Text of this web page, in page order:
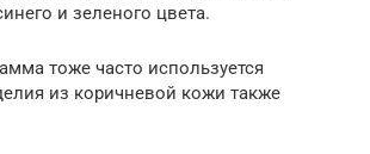
и зеленого цвета.
тоже часто используется
из коричневой кожи также